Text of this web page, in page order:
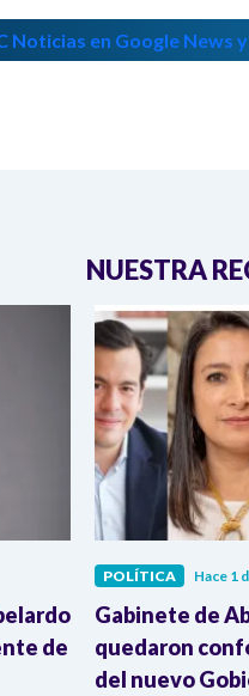
Noticias en Google News
NUESTRA
de
POLÍTICA Hace 1
Gabinete de
quedaron
del nuevo